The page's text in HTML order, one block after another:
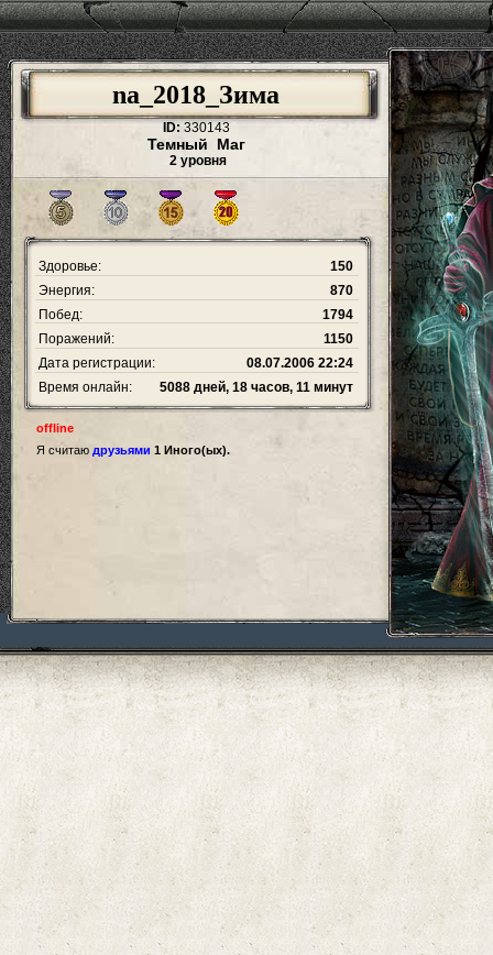
na_2018_Зима
ID: 330143
Темный Маг
2 уровня
Здоровье:
150
Энергия:
870
Побед:
1794
Поражений:
1150
Дата регистрации:
08.07.2006 22:24
Время онлайн:
5088 дней, 18 часов, 11 минут
offline
Я считаю друзьями 1 Иного(ых).